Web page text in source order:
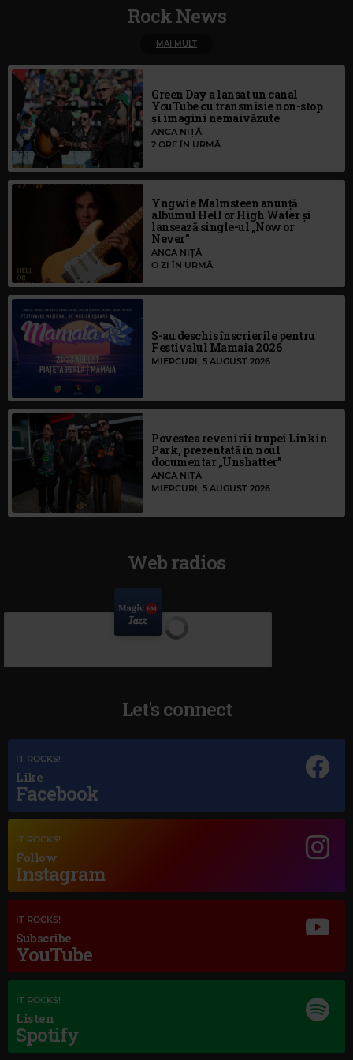
Rock News
MAI MULT
Green Day a lansat un canal
YouTube cu transmisie non-stop
și imagini nemaivăzute
ANCA NIȚĂ
2 ORE ÎN URMĂ
Yngwie Malmsteen anunță
albumul Hell or High Water și
lansează single-ul „Now or
Never”
ANCA NIȚĂ
O ZI ÎN URMĂ
S-au deschis înscrierile pentru
Festivalul Mamaia 2026
MIERCURI, 5 AUGUST 2026
Povestea revenirii trupei Linkin
Park, prezentată în noul
documentar „Unshatter”
ANCA NIȚĂ
MIERCURI, 5 AUGUST 2026
Web radios
Magic Jazz
LESTER YOUNG
Let's connect
IT ROCKS!
Like
Facebook
IT ROCKS!
Follow
Instagram
IT ROCKS!
Subscribe
YouTube
IT ROCKS!
Listen
Spotify